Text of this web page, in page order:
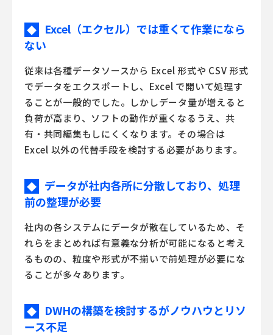
◆
Excel（エクセル）では重くて作業になら
ない
従来は各種データソースから Excel 形式や CSV 形式
でデータをエクスポートし、Excel で開いて処理す
ることが一般的でした。しかしデータ量が増えると
負荷が高まり、ソフトの動作が重くなるうえ、共
有・共同編集もしにくくなります。その場合は
Excel 以外の代替手段を検討する必要があります。
◆ データが社内各所に分散しており、処理
前の整理が必要
社内の各システムにデータが散在しているため、そ
れらをまとめれば有意義な分析が可能になると考え
るものの、粒度や形式が不揃いで前処理が必要にな
ることが多々あります。
◆
DWHの構築を検討するがノウハウとリソ
ース不足